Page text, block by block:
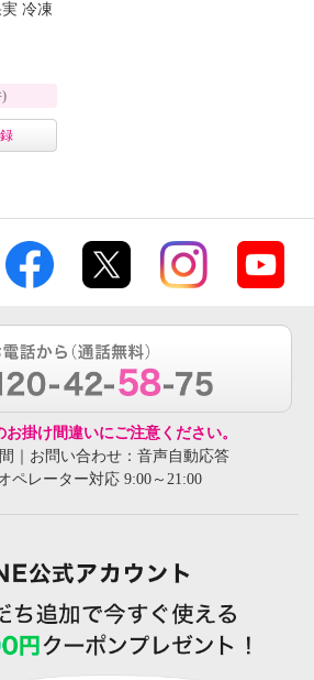
冷凍
)
掛け間違いにご注意ください。
｜お問い合わせ：音声自動応答
ペレーター対応 9:00～21:00